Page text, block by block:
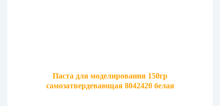
Паста для моделирования 150гр
самозатвердевающая 8042420 белая